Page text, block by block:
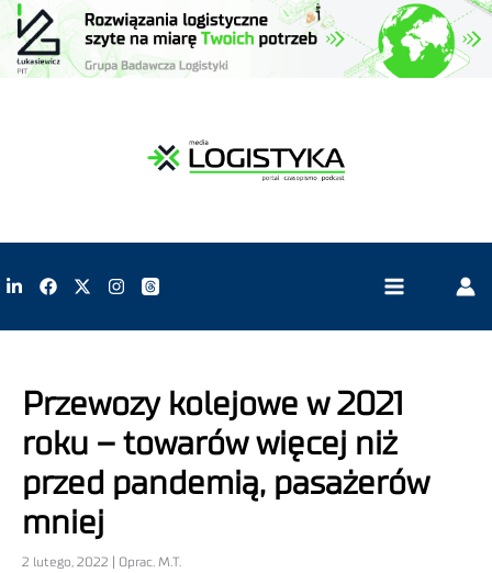
Przewozy kolejowe w 2021
roku – towarów więcej niż
przed pandemią, pasażerów
mniej
2 lutego, 2022 | Oprac. M.T.